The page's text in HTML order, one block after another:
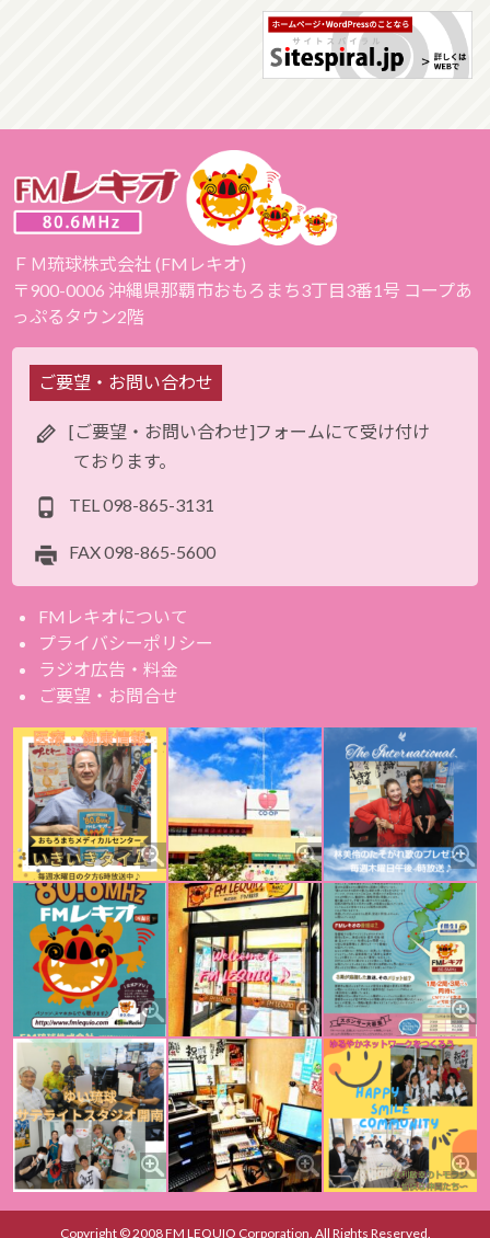
ＦＭ琉球株式会社 (FMレキオ)
〒900-0006 沖縄県那覇市おもろまち3丁目3番1号 コープあ
っぷるタウン2階
ご要望・お問い合わせ
[ご要望・お問い合わせ]フォームにて受け付け
ております。
TEL098-865-3131
FAX098-865-5600
FMレキオについて
プライバシーポリシー
ラジオ広告・料金
ご要望・お問合せ
Copyright © 2008 FM LEQUIO Corporation. All Rights Reserved.